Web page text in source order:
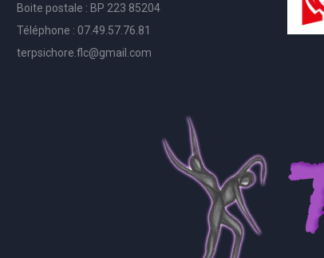
Boite postale : BP 223 85204
Téléphone : 07.49.57.76.81
terpsichore.flc@gmail.com